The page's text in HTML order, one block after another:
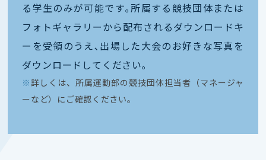
る学生のみが可能です｡所属する競技団体または
フォトギャラリーから配布されるダウンロードキ
ーを受領のうえ､出場した大会のお好きな写真を
ダウンロードしてください｡
※ 詳しくは、所属運動部の競技団体担当者（マネージャ
ーなど）にご確認ください。